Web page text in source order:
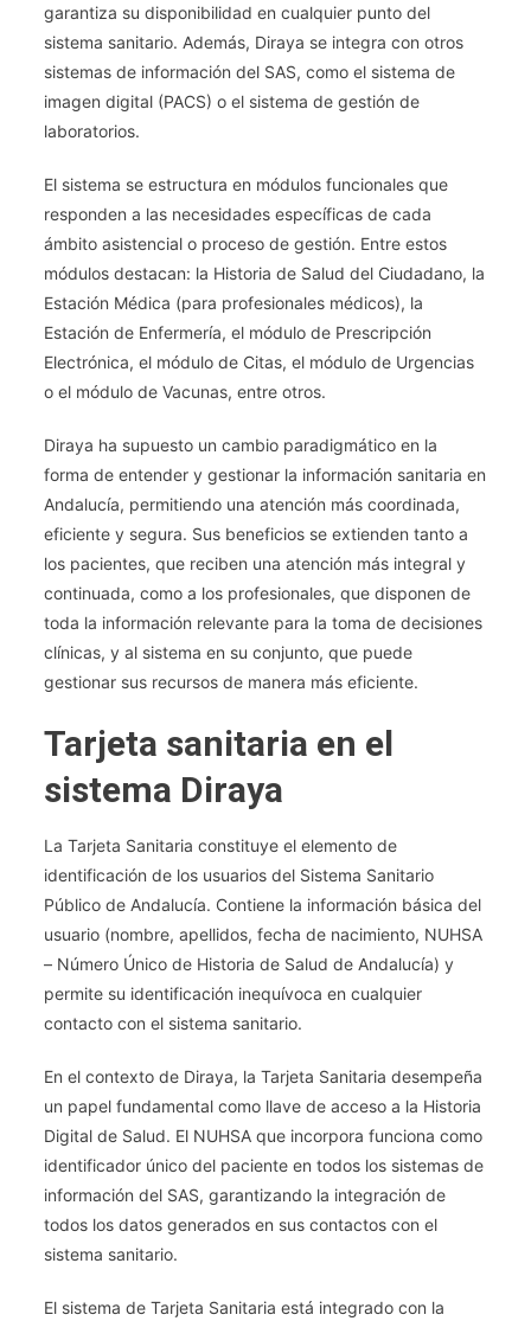
garantiza su disponibilidad en cualquier punto del
sistema sanitario. Además, Diraya se integra con otros
sistemas de información del SAS, como el sistema de
imagen digital (PACS) o el sistema de gestión de
laboratorios.
El sistema se estructura en módulos funcionales que
responden a las necesidades específicas de cada
ámbito asistencial o proceso de gestión. Entre estos
módulos destacan: la Historia de Salud del Ciudadano, la
Estación Médica (para profesionales médicos), la
Estación de Enfermería, el módulo de Prescripción
Electrónica, el módulo de Citas, el módulo de Urgencias
o el módulo de Vacunas, entre otros.
Diraya ha supuesto un cambio paradigmático en la
forma de entender y gestionar la información sanitaria en
Andalucía, permitiendo una atención más coordinada,
eficiente y segura. Sus beneficios se extienden tanto a
los pacientes, que reciben una atención más integral y
continuada, como a los profesionales, que disponen de
toda la información relevante para la toma de decisiones
clínicas, y al sistema en su conjunto, que puede
gestionar sus recursos de manera más eficiente.
Tarjeta sanitaria en el
sistema Diraya
La Tarjeta Sanitaria constituye el elemento de
identificación de los usuarios del Sistema Sanitario
Público de Andalucía. Contiene la información básica del
usuario (nombre, apellidos, fecha de nacimiento, NUHSA
– Número Único de Historia de Salud de Andalucía) y
permite su identificación inequívoca en cualquier
contacto con el sistema sanitario.
En el contexto de Diraya, la Tarjeta Sanitaria desempeña
un papel fundamental como llave de acceso a la Historia
Digital de Salud. El NUHSA que incorpora funciona como
identificador único del paciente en todos los sistemas de
información del SAS, garantizando la integración de
todos los datos generados en sus contactos con el
sistema sanitario.
El sistema de Tarjeta Sanitaria está integrado con la